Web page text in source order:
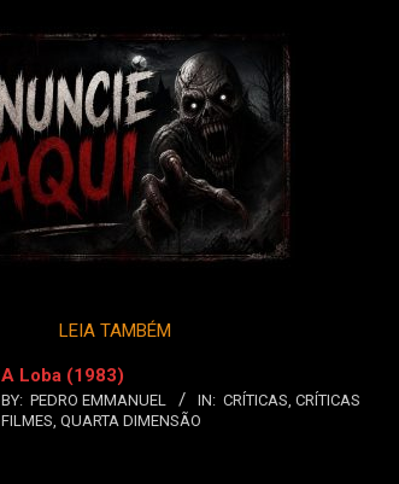
LEIA TAMBÉM
A Loba (1983)
BY: PEDRO EMMANUEL IN: CRÍTICAS, CRÍTICAS
FILMES, QUARTA DIMENSÃO